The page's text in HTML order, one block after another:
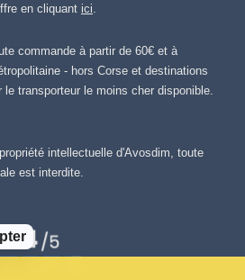
en cliquant ici
commande à partir de 60€ et à
- hors Corse et destinations
transporteur le moins cher disponible.
intellectuelle d'Avosdim, toute
est interdite.